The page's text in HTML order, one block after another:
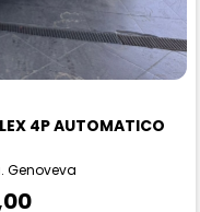
4P AUTOMATICO
Genoveva